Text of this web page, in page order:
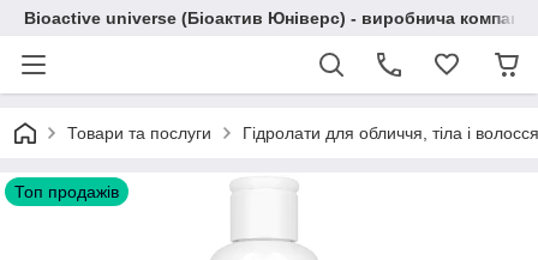
Bioactive universe (Біоактив Юніверс) - виробнича
Товари та послуги Гідролати для обличчя, тіла і
Топ продажів